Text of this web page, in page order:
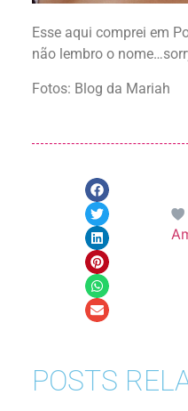
Esse aqui comprei em
não lembro o
Fotos: Blog da Mariah
POSTS